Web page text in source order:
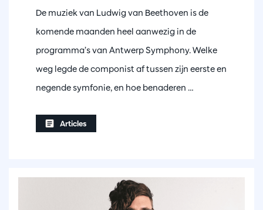
De muziek van Ludwig van Beethoven is de
komende maanden heel aanwezig in de
programma’s van Antwerp Symphony. Welke
weg legde de componist af tussen zijn eerste en
negende symfonie, en hoe benaderen …
Articles